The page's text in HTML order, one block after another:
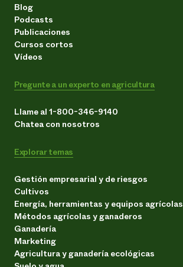
Blog
Podcasts
Publicaciones
Cursos cortos
Vídeos
Pregunte a un experto en agricultura
Llame al 1-800-346-9140
Chatea con nosotros
Explorar temas
Gestión empresarial y de riesgos
Cultivos
Energía, herramientas y equipos agrícolas
Métodos agrícolas y ganaderos
Ganadería
Marketing
Agricultura y ganadería ecológicas